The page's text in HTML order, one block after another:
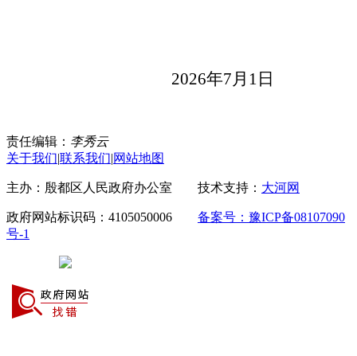
2026年7月1日
责任编辑： 李秀云
关于我们|联系我们|网站地图
主办：殷都区人民政府办公室 技术支持： 大河网
政府网站标识码：4105050006 备案号：豫ICP备08107090
号-1